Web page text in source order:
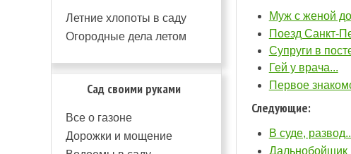
Летние хлопоты в саду
Огородные дела летом
Сад своими руками
Все о газоне
Дорожки и мощение
Муж с женой
Поезд Санкт-
Супруги в
Гей у врача...
Первое
Следующие:
В суде,
Дальнобойщик